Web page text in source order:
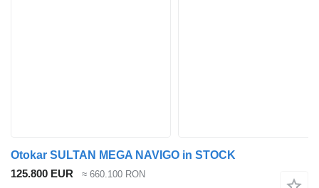
Otokar SULTAN MEGA NAVIGO in STOCK
125.800 EUR
≈ 660.100 RON